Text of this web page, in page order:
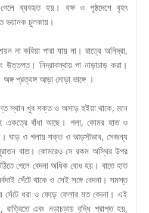
ব্যবহৃত হয়। বক্ষ ও পৃষ্ঠদেশে বৃহৎ
ভয়ানক চুলকায়।
শয়ন না করিয়া পারা যায় না। রাত্রে অনিদ্রা,
নিদ্রাবস্থায় পা নাড়াচাড় করা।
প্রত্যঙ্গ আড়া মোড়া ভাঙ্গে ।
স্থান খুব শক্ত ও অসাড় হইয়া থাকে, মনে
একত্রে বাঁধা আছে। গলা, কোমর হাত ও
ঘাড় ও গলায় শক্ত ও আড়স্টভাব, সেজন্য
পুরাতন বাত। কোমরেও সে রকম অস্থির উপর
গেলে বেদনা অধিক বোধ হয়। বাতে হাত
সেঁটে থাকে ও সেই সঙ্গে বেদনা। সমস্ত
সেঁটে ধরা ও ফেড়ে ফেলার মত বেদনা। এই
রাত্রিতে এবং নড়াচড়ায় বৃদ্ধি প্রাপ্ত হয়,